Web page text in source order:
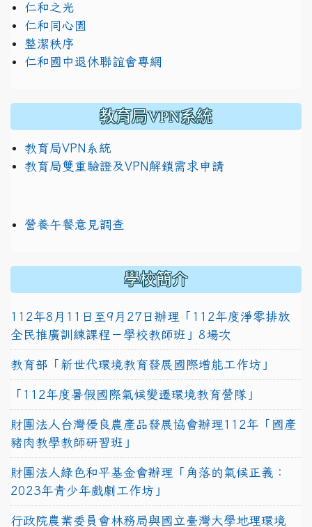
仁和之光
仁和同心園
整潔秩序
仁和國中退休聯誼會專網
教育局VPN系統
教育局VPN系統
教育局雙重驗證及VPN解鎖需求申請
營養午餐意見調查
學校簡介
112年8月11日至9月27日辦理「112年度淨零排放
全民推廣訓練課程－學校教師班」8場次
教育部「新世代環境教育發展國際增能工作坊」
「112年度暑假國際氣候變遷環境教育營隊」
財團法人台灣優良農產品發展協會辦理112年「國產
豬肉教學教師研習班」
財團法人綠色和平基金會辦理「角落的氣候正義：
2023年青少年戲劇工作坊」
行政院農業委員會林務局與國立臺灣大學地理環境